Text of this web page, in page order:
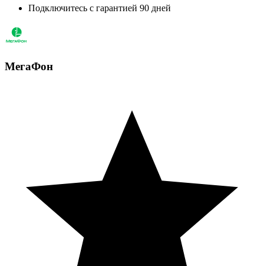
Подключитесь с гарантией 90 дней
МегаФон